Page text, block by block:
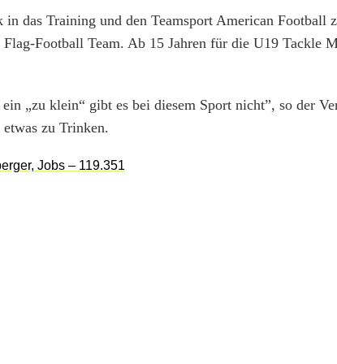
das Training und den Teamsport American Football
Football Team. Ab 15 Jahren für die U19 Tackle
„zu klein“ gibt es bei diesem Sport nicht”, so der
zu Trinken.